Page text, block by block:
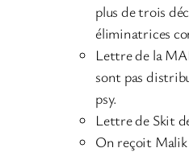
plus de trois
éliminatrices
Lettre de la
sont pas
psy.
Lettre de Skit
On reçoit